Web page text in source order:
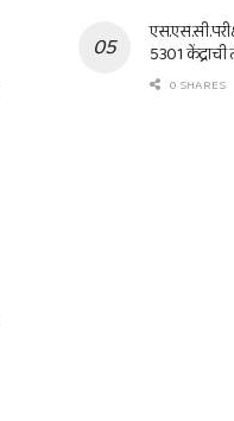
5301 केंद्राची
0 SHARES